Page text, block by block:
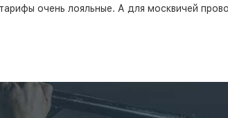
очень лояльные. А для москвичей